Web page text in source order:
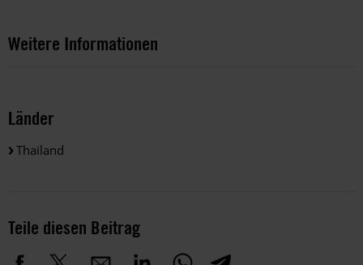
Weitere Informationen
Länder
Thailand
Teile diesen Beitrag